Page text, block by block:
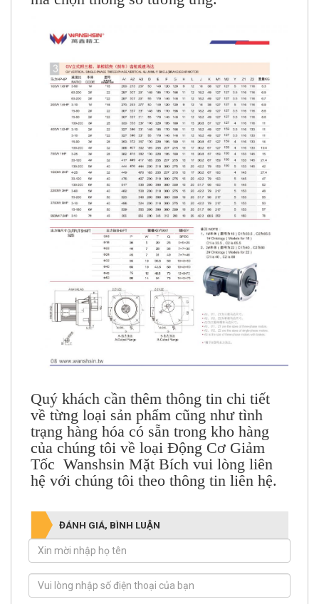
Quý khách cần thêm thông tin chi tiết
về từng loại sản phẩm cũng như tình
trạng hàng hóa có sẵn trong kho hàng
của chúng tôi về loại Động Cơ Giảm
Tốc Wanshsin Mặt Bích vui lòng liên
hệ với chúng tôi theo thông tin liên hệ.
ĐÁNH GIÁ, BÌNH LUẬN